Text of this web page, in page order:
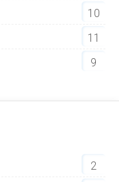
10
11
9
2